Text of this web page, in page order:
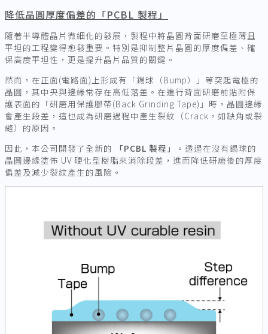
降低晶圓厚度偏差的「PCBL 製程」
隨著半導體晶片微細化的發展，製程中將晶圓背面研磨至極薄且
平坦的工程變得愈發重要。特別是抑制整片晶圓的厚度偏差、確
保高度平坦性，更是提升晶片品質的關鍵。
然而，在正面(電路面)上形成有「錫球（Bump）」等突起電極的
晶圓，其中央與邊緣常存在高低落差。在進行背面研磨前貼附保
護表面的「研磨用保護膠帶(Back Grinding Tape)」時，晶圓邊緣
會產生段差，這也成為研磨過程中產生裂紋（Crack，如缺角或裂
縫）的原因。
因此，本公司開發了全新的
「PCBL 製程」
。透過在沒有錫球的
晶圓邊緣塗佈 UV 硬化型樹脂來消除段差，進而降低研磨後的厚度
偏差及減少裂紋產生的風險。